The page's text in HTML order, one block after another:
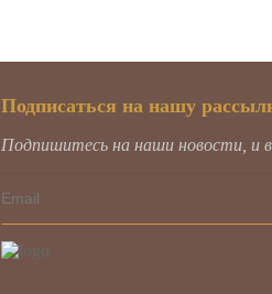
Подписаться на нашу
Подпишитесь на наши новости, и